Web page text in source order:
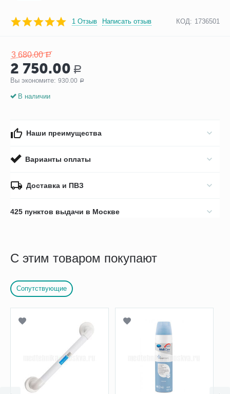
1 Отзыв Написать отзыв КОД: 1736501
3 680.00 Р
2 750.00 Р
Вы экономите: 930.00 Р
В наличии
Наши преимущества
Варианты оплаты
Доставка и ПВЗ
425 пунктов выдачи в Москве
С этим товаром покупают
Сопутствующие